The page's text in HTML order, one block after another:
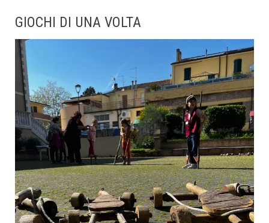
GIOCHI DI UNA VOLTA